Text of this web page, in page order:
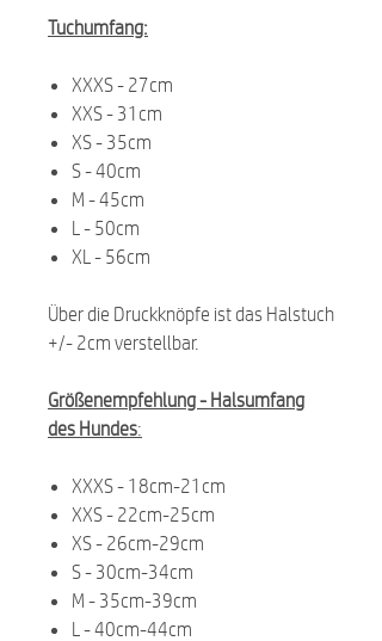
Tuchumfang:
XXXS - 27cm
XXS - 31cm
XS - 35cm
S - 40cm
M - 45cm
L - 50cm
XL - 56cm
Über die Druckknöpfe ist das Halstuch
+/- 2cm verstellbar.
Größenempfehlung - Halsumfang
des Hundes:
XXXS - 18cm-21cm
XXS - 22cm-25cm
XS - 26cm-29cm
S - 30cm-34cm
M - 35cm-39cm
L - 40cm-44cm